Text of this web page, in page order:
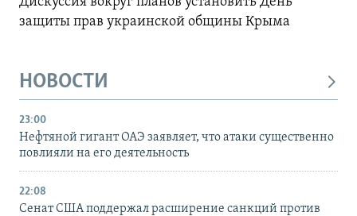
защиты прав украинской общины Крыма
НОВОСТИ
23:00
Нефтяной гигант ОАЭ заявляет, что атаки существенно
повлияли на его деятельность
22:08
Сенат США поддержал расширение санкций против